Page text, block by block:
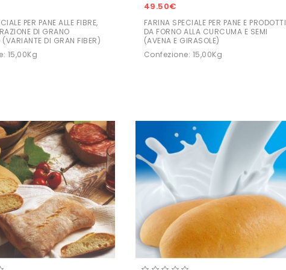
PER PANE ALLE FIBRE,
DI GRANO
(VARIANTE DI GRAN FIBER)
15,00Kg
49.50€
FARINA SPECIALE PER PANE E PRODOTTI
DA FORNO ALLA CURCUMA E SEMI
(AVENA E GIRASOLE)
Confezione: 15,00Kg